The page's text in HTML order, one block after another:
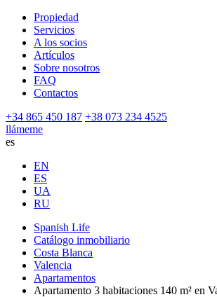
Propiedad
Servicios
A los socios
Artículos
Sobre nosotros
FAQ
Contactos
+34 865 450 187 +38 073 234 4525
llámeme
es
EN
ES
UA
RU
Spanish Life
Catálogo inmobiliario
Costa Blanca
Valencia
Apartamentos
Apartamento 3 habitaciones 140 m² en